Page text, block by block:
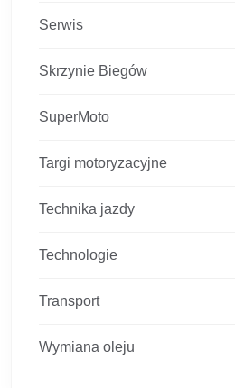
Serwis
Skrzynie Biegów
SuperMoto
Targi motoryzacyjne
Technika jazdy
Technologie
Transport
Wymiana oleju